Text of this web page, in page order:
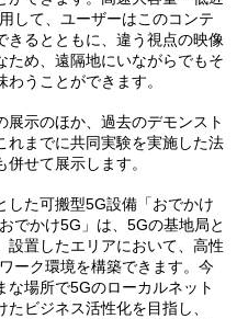
して、ユーザーはこのコンテ
きるとともに、違う視点の映像
ため、遠隔地にいながらでもそ
うことができます。
示のほか、過去のデモンスト
れまでに共同実験を実施した法
せて展示します。
した可搬型5G設備「おでかけ
でかけ5G」は、5Gの基地局と
設置したエリアにおいて、高性
ーク環境を構築できます。今
場所で5Gのローカルネット
ビジネス活性化を目指し、